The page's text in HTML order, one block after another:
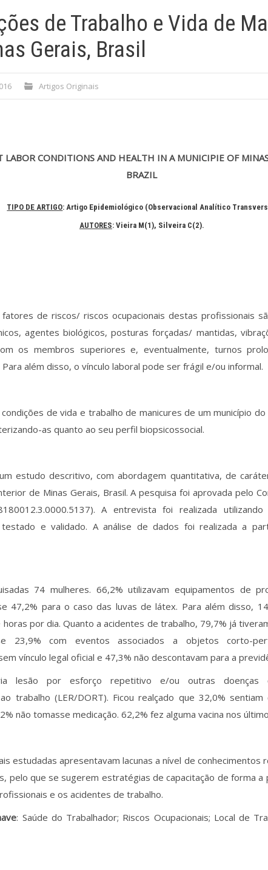
de Trabalho e Vida de
Gerais, Brasil
Artigos Originais
LABOR CONDITIONS AND HEALTH IN A MUNICIPIE OF
BRAZIL
TIPO DE ARTIGO: Artigo Epidemiológico (Observacional Analítico
AUTORES: Vieira M(1), Silveira C(2).
fatores de riscos/ riscos ocupacionais destas profissionais
agentes biológicos, posturas forçadas/ mantidas,
os membros superiores e, eventualmente, turnos
além disso, o vínculo laboral pode ser frágil e/ou informal.
de vida e trabalho de manicures de um município
as quanto ao seu perfil biopsicossocial.
estudo descritivo, com abordagem quantitativa, de
de Minas Gerais, Brasil. A pesquisa foi aprovada pelo
A entrevista foi realizada
e validado. A análise de dados foi realizada a
74 mulheres. 66,2% utilizavam equipamentos de
47,2% para o caso das luvas de látex. Para além disso,
por dia. Quanto a acidentes de trabalho, 79,7% já
se 23,9% com eventos associados a objetos corto-
vínculo legal oficial e 47,3% não descontavam para a
lesão por esforço repetitivo e/ou outras doenças
trabalho (LER/DORT). Ficou realçado que 32,0% sentiam
não tomasse medicação. 62,2% fez alguma vacina nos
estudadas apresentavam lacunas a nível de conhecimentos
pelo que se sugerem estratégias de capacitação de forma
e os acidentes de trabalho.
: Saúde do Trabalhador; Riscos Ocupacionais; Local de